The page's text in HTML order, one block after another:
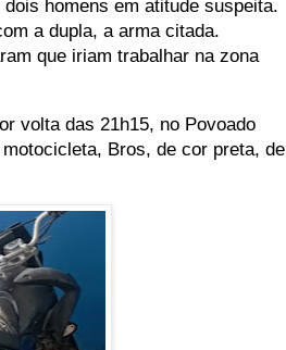
homens em atitude suspeita.
a dupla, a arma citada.
que iriam trabalhar na zona
volta das 21h15, no Povoado
Bros, de cor preta, de